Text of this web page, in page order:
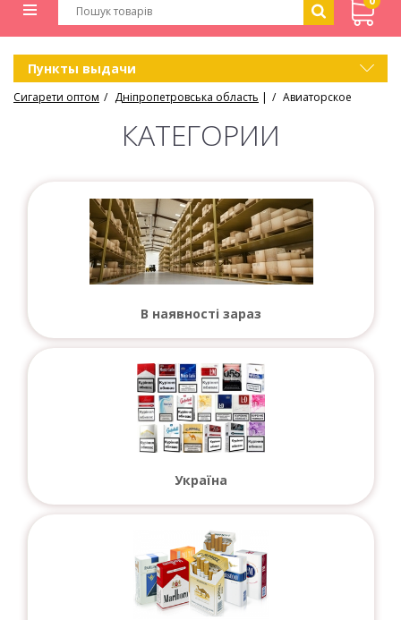
Пункты выдачи
Сигарети оптом Дніпропетровська область | Авиаторское
КАТЕГОРИИ
В наявності зараз
Україна